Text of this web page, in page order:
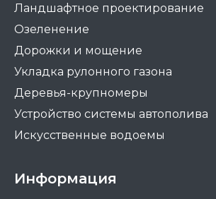
Ландшафтное проектирование
Озеленение
Дорожки и мощение
Укладка рулонного газона
Деревья-крупномеры
Устройство системы автополива
Искусственные водоемы
Информация